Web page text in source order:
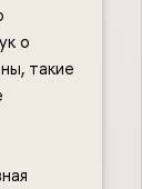
о
такие